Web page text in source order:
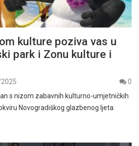
kulture poziva vas u
park i Zonu kulture i
0
s nizom zabavnih kulturno-umjetničkih
Novogradiškog glazbenog ljeta